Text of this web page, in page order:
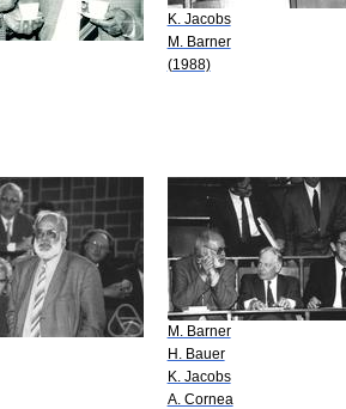
K. Jacobs
M. Barner
(1988)
M. Barner
H. Bauer
K. Jacobs
A. Cornea